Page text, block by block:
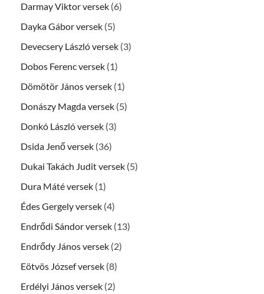
Darmay Viktor versek (6)
Dayka Gábor versek (5)
Devecsery László versek (3)
Dobos Ferenc versek (1)
Dömötör János versek (1)
Donászy Magda versek (5)
Donkó László versek (3)
Dsida Jenő versek (36)
Dukai Takách Judit versek (5)
Dura Máté versek (1)
Édes Gergely versek (4)
Endrődi Sándor versek (13)
Endrődy János versek (2)
Eötvös József versek (8)
Erdélyi János versek (2)